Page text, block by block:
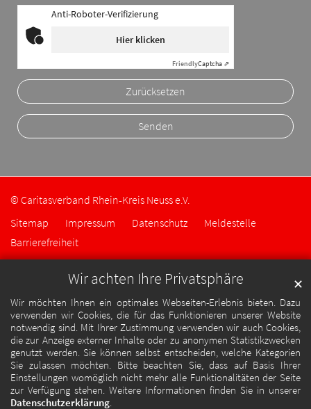
Wir achten Ihre Privatsphäre
Wir möchten Ihnen ein optimales Webseiten-Erlebnis bieten. Dazu
verwenden wir Cookies, die für das Funktionieren unserer Website
notwendig sind. Mit Ihrer Zustimmung verwenden wir auch Cookies,
die zur Anzeige externer Inhalte oder zu anonymen Statistikzwecken
genutzt werden. Sie können selbst entscheiden, welche Kategorien
Sie zulassen möchten. Bitte beachten Sie, dass auf Basis Ihrer
Einstellungen womöglich nicht mehr alle Funktionalitäten der Seite
zur Verfügung stehen. Weitere Informationen finden Sie in unserer
Datenschutzerklärung.
✕
Anti-Roboter-Verifizierung
Hier klicken
FriendlyCaptcha ⇗
Zurücksetzen
© Caritasverband Rhein-Kreis Neuss e.V.
Sitemap
Impressum Datenschutz
Meldestelle
Barrierefreiheit